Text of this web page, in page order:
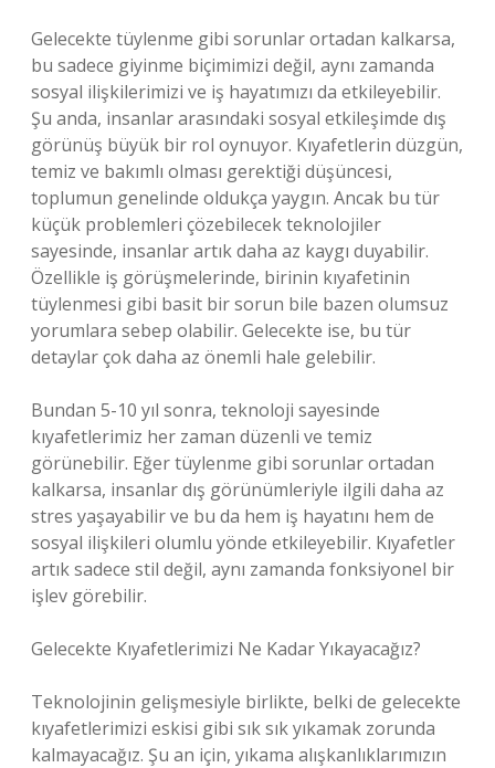
Gelecekte tüylenme gibi sorunlar ortadan kalkarsa,
bu sadece giyinme biçimimizi değil, aynı zamanda
sosyal ilişkilerimizi ve iş hayatımızı da etkileyebilir.
Şu anda, insanlar arasındaki sosyal etkileşimde dış
görünüş büyük bir rol oynuyor. Kıyafetlerin düzgün,
temiz ve bakımlı olması gerektiği düşüncesi,
toplumun genelinde oldukça yaygın. Ancak bu tür
küçük problemleri çözebilecek teknolojiler
sayesinde, insanlar artık daha az kaygı duyabilir.
Özellikle iş görüşmelerinde, birinin kıyafetinin
tüylenmesi gibi basit bir sorun bile bazen olumsuz
yorumlara sebep olabilir. Gelecekte ise, bu tür
detaylar çok daha az önemli hale gelebilir.
Bundan 5-10 yıl sonra, teknoloji sayesinde
kıyafetlerimiz her zaman düzenli ve temiz
görünebilir. Eğer tüylenme gibi sorunlar ortadan
kalkarsa, insanlar dış görünümleriyle ilgili daha az
stres yaşayabilir ve bu da hem iş hayatını hem de
sosyal ilişkileri olumlu yönde etkileyebilir. Kıyafetler
artık sadece stil değil, aynı zamanda fonksiyonel bir
işlev görebilir.
Gelecekte Kıyafetlerimizi Ne Kadar Yıkayacağız?
Teknolojinin gelişmesiyle birlikte, belki de gelecekte
kıyafetlerimizi eskisi gibi sık sık yıkamak zorunda
kalmayacağız. Şu an için, yıkama alışkanlıklarımızın